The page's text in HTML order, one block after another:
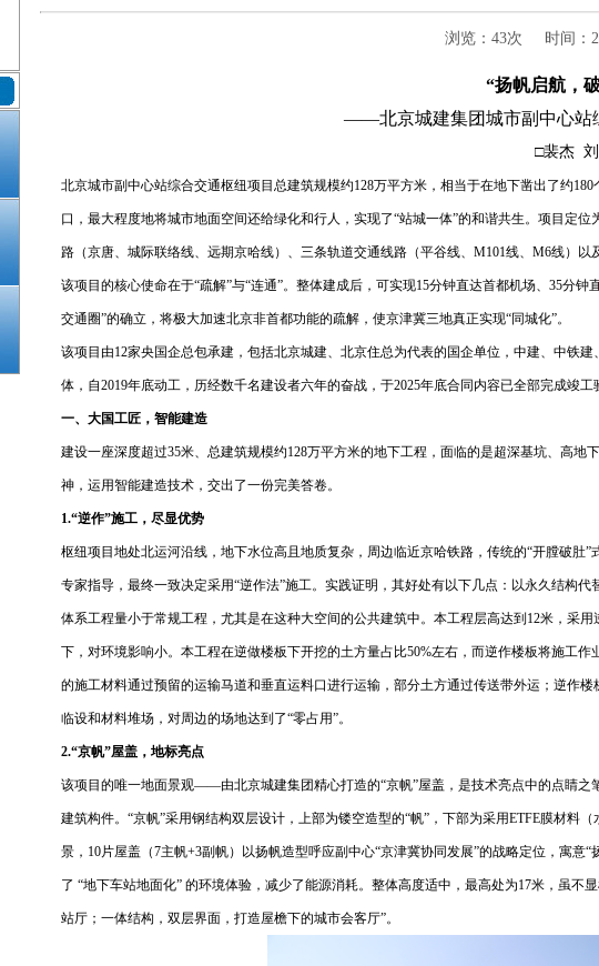
浏览：43次 时间：
“扬帆启航，
——北京城建集团城市副中心站
□裴杰
北京城市副中心站综合交通枢纽项目总建筑规模约128万平方米，相当于在地下凿出了约
口，最大程度地将城市地面空间还给绿化和行人，实现了“站城一体”的和谐共生。项目定
路（京唐、城际联络线、远期京哈线）、三条轨道交通线路（平谷线、M101线、M6线）以
该项目的核心使命在于“疏解”与“连通”。整体建成后，可实现15分钟直达首都机场、35分
交通圈”的确立，将极大加速北京非首都功能的疏解，使京津冀三地真正实现“同城化”。
该项目由12家央国企总包承建，包括北京城建、北京住总为代表的国企单位，中建、中铁
体，自2019年底动工，历经数千名建设者六年的奋战，于2025年底合同内容已全部完成竣工
一、大国工匠，智能建造
建设一座深度超过35米、总建筑规模约128万平方米的地下工程，面临的是超深基坑、高
神，运用智能建造技术，交出了一份完美答卷。
1.“逆作”施工，尽显优势
枢纽项目地处北运河沿线，地下水位高且地质复杂，周边临近京哈铁路，传统的“开膛破
专家指导，最终一致决定采用“逆作法”施工。实践证明，其好处有以下几点：以永久结构
体系工程量小于常规工程，尤其是在这种大空间的公共建筑中。本工程层高达到12米，采
下，对环境影响小。本工程在逆做楼板下开挖的土方量占比50%左右，而逆作楼板将施工
的施工材料通过预留的运输马道和垂直运料口进行运输，部分土方通过传送带外运；逆作
临设和材料堆场，对周边的场地达到了“零占用”。
2.“京帆”屋盖，地标亮点
该项目的唯一地面景观——由北京城建集团精心打造的“京帆”屋盖，是技术亮点中的点睛
建筑构件。“京帆”采用钢结构双层设计，上部为镂空造型的“帆”，下部为采用ETFE膜材料
景，10片屋盖（7主帆+3副帆）以扬帆造型呼应副中心“京津冀协同发展”的战略定位，寓意
了 “地下车站地面化” 的环境体验，减少了能源消耗。整体高度适中，最高处为17米，虽
站厅；一体结构，双层界面，打造屋檐下的城市会客厅”。